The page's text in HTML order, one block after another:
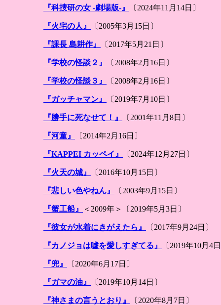
『科捜研の女 -劇場版-』 〔2024年11月14日〕
『火宅の人』 〔2005年3月15日〕
『課長 島耕作』 〔2017年5月21日〕
『学校の怪談２』 〔2008年2月16日〕
『学校の怪談３』 〔2008年2月16日〕
『ガッチャマン』 〔2019年7月10日〕
『勝手に死なせて！』 〔2001年11月8日〕
『河童』 〔2014年2月16日〕
『KAPPEI カッペイ』 〔2024年12月27日〕
『火天の城』 〔2016年10月15日〕
『悲しい色やねん』 〔2003年9月15日〕
『蟹工船』 ＜2009年＞〔2019年5月3日〕
『彼女が水着にきがえたら』 〔2017年9月24日〕
『カノジョは嘘を愛しすぎてる』 〔2019年10月4日
『兜』 〔2020年6月17日〕
『ガマの油』 〔2019年10月14日〕
『神さまの言うとおり』 〔2020年8月7日〕